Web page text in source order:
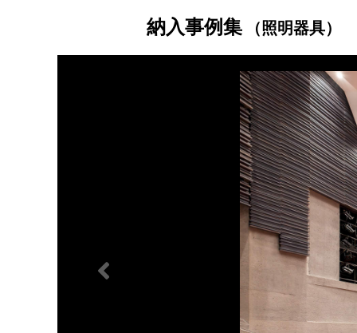
納入事例集 （照明器具）